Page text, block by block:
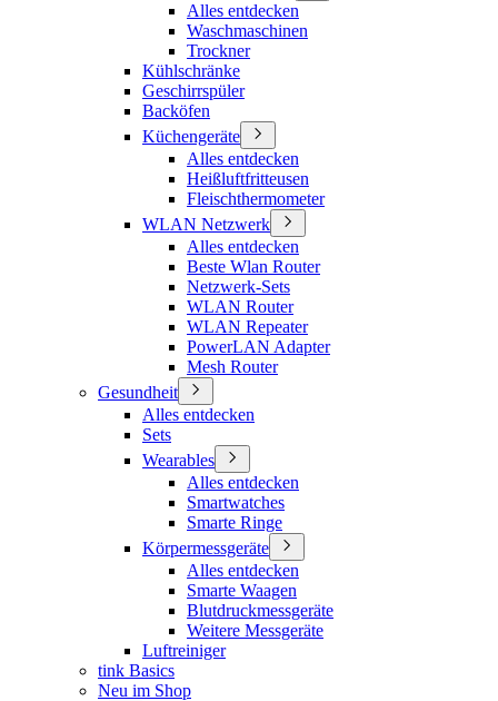
Alles entdecken
Waschmaschinen
Trockner
Kühlschränke
Geschirrspüler
Backöfen
Küchengeräte
Alles entdecken
Heißluftfritteusen
Fleischthermometer
WLAN Netzwerk
Alles entdecken
Beste Wlan Router
Netzwerk-Sets
WLAN Router
WLAN Repeater
PowerLAN Adapter
Mesh Router
Gesundheit
Alles entdecken
Sets
Wearables
Alles entdecken
Smartwatches
Smarte Ringe
Körpermessgeräte
Alles entdecken
Smarte Waagen
Blutdruckmessgeräte
Weitere Messgeräte
Luftreiniger
tink Basics
Neu im Shop